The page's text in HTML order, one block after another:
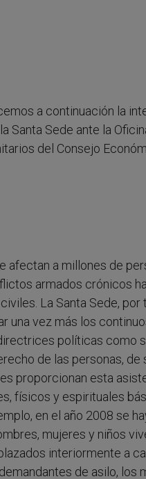
a continuación la
Sede ante la
del Consejo
a millones de
armados crónicos
La Santa Sede,
una vez más los
políticas como
de las personas, de
proporcionan esta
físicos y espirituales
en el año 2008 se
mujeres y niños
interiormente a
de asilo, los